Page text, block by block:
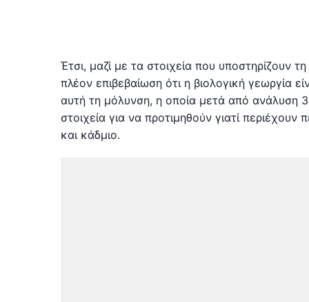
Έτσι, μαζί με τα στοιχεία που υποστηρίζουν
πλέον επιβεβαίωση ότι η βιολογική γεωργία
αυτή τη μόλυνση, η οποία μετά από ανάλυση
στοιχεία για να προτιμηθούν γιατί
και κάδμιο.